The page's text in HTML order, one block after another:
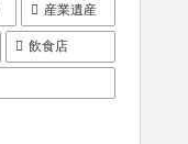
産業遺産
飲食店